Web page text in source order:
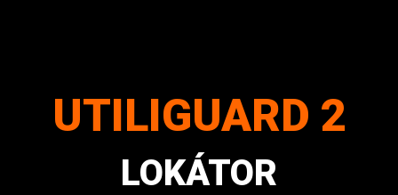
UTILIGUARD 2
LOKÁTOR